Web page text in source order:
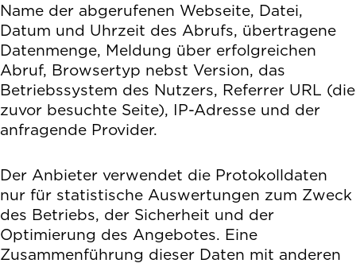
Name der abgerufenen Webseite, Datei,
Datum und Uhrzeit des Abrufs, übertragene
Datenmenge, Meldung über erfolgreichen
Abruf, Browsertyp nebst Version, das
Betriebssystem des Nutzers, Referrer URL (die
zuvor besuchte Seite), IP-Adresse und der
anfragende Provider.
Der Anbieter verwendet die Protokolldaten
nur für statistische Auswertungen zum Zweck
des Betriebs, der Sicherheit und der
Optimierung des Angebotes. Eine
Zusammenführung dieser Daten mit anderen